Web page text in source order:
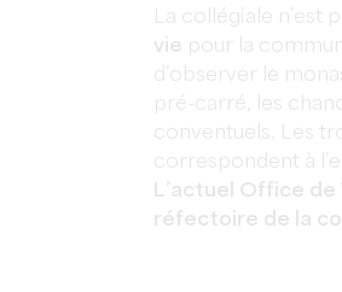
La collégiale n’est
vie pour la
d’observer le
pré-carré, les
conventuels. Les
correspondent à
L’actuel Office de
réfectoire de la